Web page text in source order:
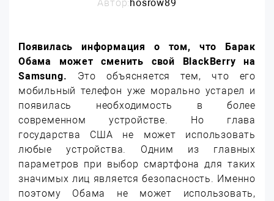
Автор:hosrow89
Появилась информация о том, что Барак
Обама может сменить свой BlackBerry на
Samsung. Это объясняется тем, что его
мобильный телефон уже морально устарел и
появилась необходимость в более
современном устройстве. Но глава
государства США не может использовать
любые устройства. Одним из главных
параметров при выбор смартфона для таких
значимых лиц является безопасность. Именно
поэтому Обама не может использовать,